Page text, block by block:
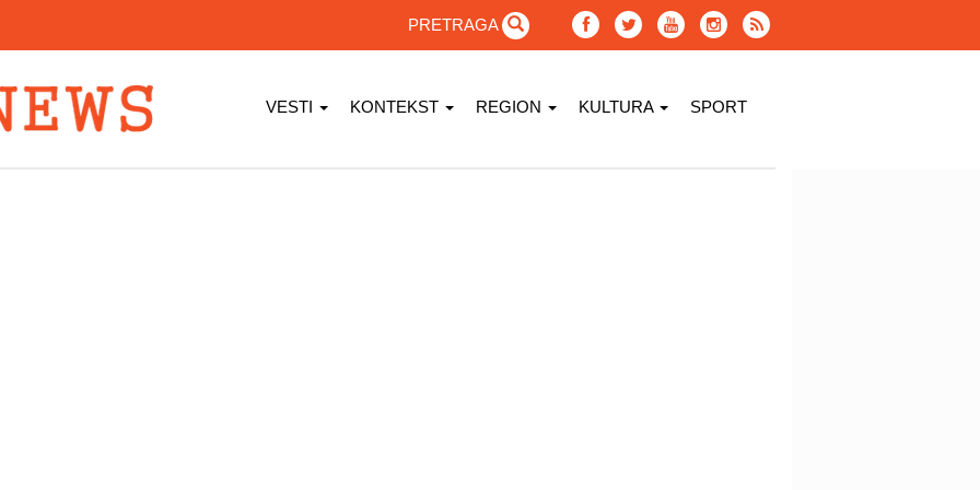
PRETRAGA
VESTI KONTEKST REGION KULTURA SPORT